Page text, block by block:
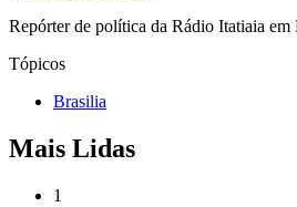
Repórter de política da Rádio Itatiaia
Tópicos
Brasilia
Mais Lidas
1